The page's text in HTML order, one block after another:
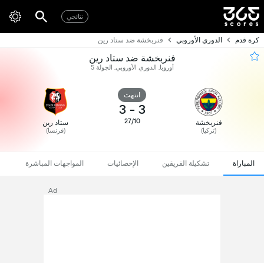
نتائجي
كرة قدم الدوري الأوروبي فنربخشة ضد ستاد رين
فنربخشة ضد ستاد رين
أوروبا, الدوري الأوروبي, الجولة 5
فنربخشة
(تركيا)
انتهت
3
-
3
27/10 ستاد رين
(فرنسا)
المباراة تشكيلة الفريقين الإحصائيات المواجهات المباشرة
Ad